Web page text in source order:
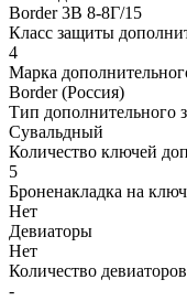
Border 3В 8-8Г/15
Класс защиты
4
Марка
Border (Россия)
Тип дополнительного
Сувальдный
Количество ключей
5
Броненакладка на
Нет
Девиаторы
Нет
Количество девиаторов
-